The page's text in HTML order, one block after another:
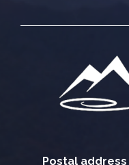
Postal address